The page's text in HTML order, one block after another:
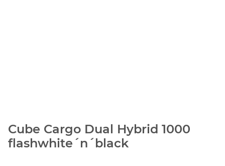
Cube Cargo Dual Hybrid 1000
flashwhite´n´black